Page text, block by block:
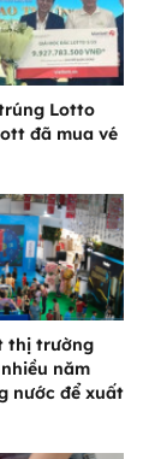
Lotto
đã mua vé
thị trường
năm
nước để xuất